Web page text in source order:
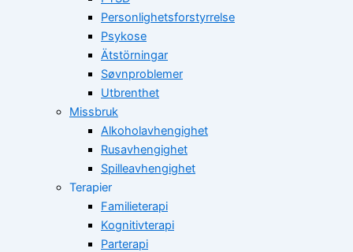
Personlighetsforstyrrelse
Psykose
Ätstörningar
Søvnproblemer
Utbrenthet
Missbruk
Alkoholavhengighet
Rusavhengighet
Spilleavhengighet
Terapier
Familieterapi
Kognitivterapi
Parterapi